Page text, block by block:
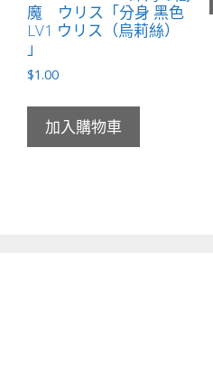
魔 ウリス「分身 黑色
LV1 ウリス（烏莉絲）
」
$1.00
加入購物車